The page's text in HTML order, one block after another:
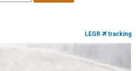
LEGR tracking